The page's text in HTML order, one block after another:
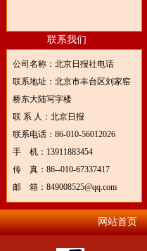
联系我们
公司名称：北京日报社电话
联系地址：北京市丰台区刘家窑
桥东大陆写字楼
联 系 人：北京日报
联系电话：86-010-56012026
手 机：13911883454
传 真：86--010-67337417
邮 箱：849008525@qq.com
网站首页